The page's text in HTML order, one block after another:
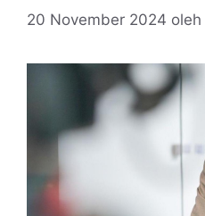
20 November 2024 oleh